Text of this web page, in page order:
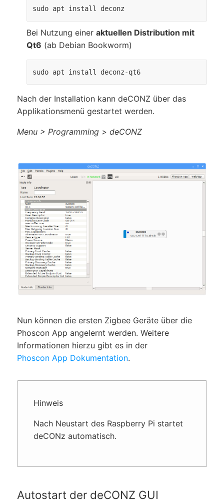
sudo apt install deconz
Bei Nutzung einer aktuellen Distribution mit
Qt6 (ab Debian Bookworm)
sudo apt install deconz-qt6
Nach der Installation kann deCONZ über das
Applikations­menü gestartet werden.
Menu > Programming > deCONZ
Nun können die ersten Zigbee Geräte über die
Phoscon App angelernt werden. Weitere
Informationen hierzu gibt es in der
Phoscon App Dokumentation.
Hinweis
Nach Neustart des Raspberry Pi startet
deCONz automatisch.
Autostart der deCONZ GUI